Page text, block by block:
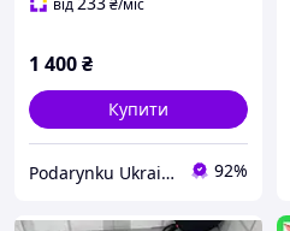
від ₴/міс
1 400₴
Купити
Podarynku Ukraine 92%